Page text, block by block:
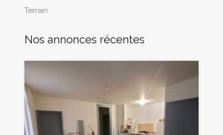
Terrain
Nos annonces récentes